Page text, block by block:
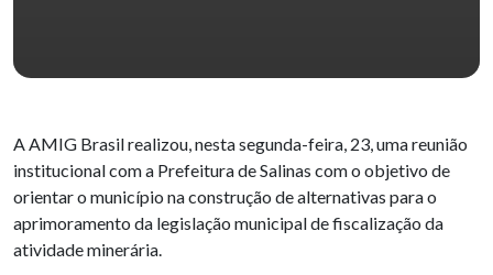
A AMIG Brasil realizou, nesta segunda-feira, 23, uma reunião
institucional com a Prefeitura de Salinas com o objetivo de
orientar o município na construção de alternativas para o
aprimoramento da legislação municipal de fiscalização da
atividade minerária.